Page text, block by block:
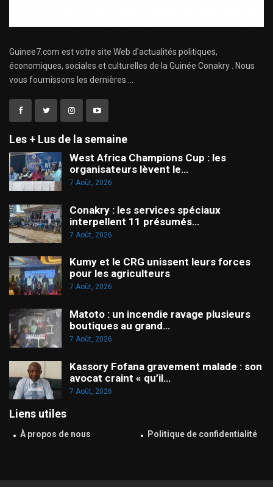
Guinee7.com est votre site Web d'actualités politiques,
économiques, sociales et culturelles de la Guinée Conakry . Nous
vous fournissons les dernières ...
Les + Lus de la semaine
West Africa Champions Cup : les
organisateurs lèvent le…
7 Août, 2026
Conakry : les services spéciaux
interpellent 11 présumés…
7 Août, 2026
Kumy et le CRG unissent leurs forces
pour les agriculteurs
7 Août, 2026
Matoto : un incendie ravage plusieurs
boutiques au grand…
7 Août, 2026
Kassory Fofana gravement malade : son
avocat craint « qu’il…
7 Août, 2026
Liens utiles
À propos de nous Politique de confidentialité